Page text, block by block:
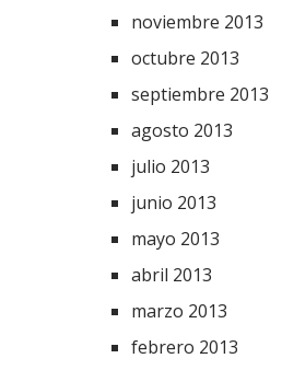
noviembre 2013
octubre 2013
septiembre 2013
agosto 2013
julio 2013
junio 2013
mayo 2013
abril 2013
marzo 2013
febrero 2013